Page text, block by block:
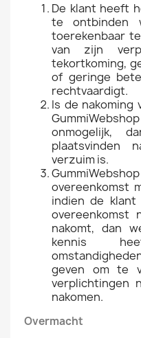
De klant heeft
te ontbinden
toerekenbaar
van zijn
tekortkoming,
of geringe
rechtvaardigt.
Is de nakoming
onmogelijk,
plaatsvinden
verzuim is.
overeenkomst
indien de
overeenkomst
nakomt, dan
kennis
geven om te
verplichtingen
nakomen.
Overmacht